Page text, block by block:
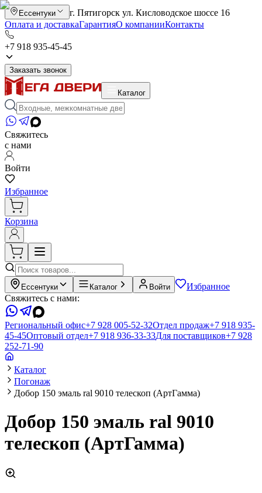
Ессентуки
г. Пятигорск ул. Кисловодское шоссе 16
Оплата и доставкаГарантияО компанииКонтакты
+7 918 935-45-45
Заказать звонок
Каталог
Свяжитесь
с нами
Войти
Избранное
Корзина
Ессентуки Каталог Войти
Избранное
Свяжитесь с нами:
Региональный офис+7 928 005-52-32Отдел продаж+7 918 935-
45-45Оптовый отдел+7 918 936-33-33Для поставщиков+7 928
252-71-90
Каталог
Погонаж
Добор 150 эмаль ral 9010 телескоп (АртГамма)
Добор 150 эмаль ral 9010
телескоп (АртГамма)